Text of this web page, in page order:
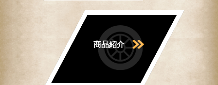
商品紹介